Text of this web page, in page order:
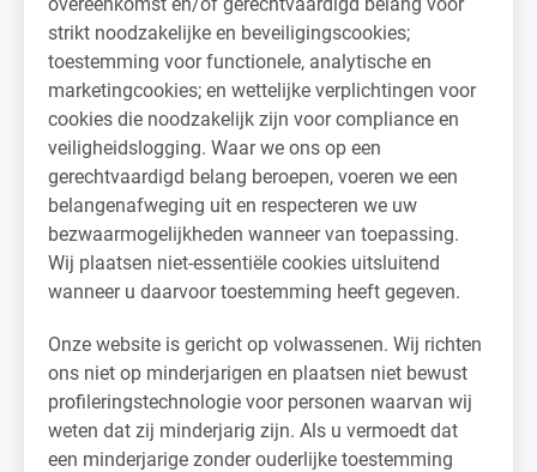
strikt noodzakelijke en beveiligingscookies;
toestemming voor functionele, analytische en
marketingcookies; en wettelijke verplichtingen voor
cookies die noodzakelijk zijn voor compliance en
veiligheidslogging. Waar we ons op een
gerechtvaardigd belang beroepen, voeren we een
belangenafweging uit en respecteren we uw
bezwaarmogelijkheden wanneer van toepassing.
Wij plaatsen niet-essentiële cookies uitsluitend
wanneer u daarvoor toestemming heeft gegeven.
Onze website is gericht op volwassenen. Wij richten
ons niet op minderjarigen en plaatsen niet bewust
profileringstechnologie voor personen waarvan wij
weten dat zij minderjarig zijn. Als u vermoedt dat
een minderjarige zonder ouderlijke toestemming